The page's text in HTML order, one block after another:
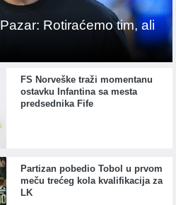
Rotiraćemo tim, ali
FS Norveške traži momentanu
ostavku Infantina sa mesta
predsednika Fife
Partizan pobedio Tobol u prvom
meču trećeg kola kvalifikacija za
LK